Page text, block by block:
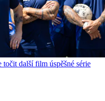
další film úspěšné série